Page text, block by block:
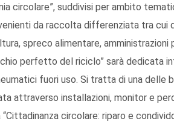
circolare”, suddivisi per ambito
da raccolta differenziata tra cui
spreco alimentare, amministrazioni
perfetto del riciclo” sarà dedicata
fuori uso. Si tratta di una delle
attraverso installazioni, monitor e
circolare: riparo e